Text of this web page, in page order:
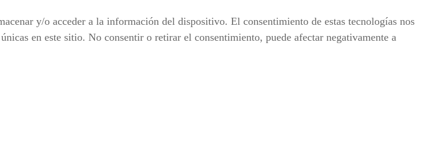
y/o acceder a la información del dispositivo. El consentimiento de estas tecnologías nos
en este sitio. No consentir o retirar el consentimiento, puede afectar negativamente a